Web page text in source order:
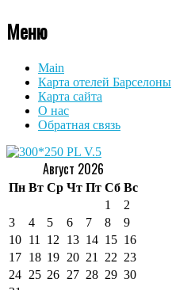
Меню
Main
Карта отелей Барселоны
Карта сайта
О нас
Обратная связь
Август 2026
Пн Вт Ср Чт Пт Сб Вс
1
2
3
4 5 6 7 8
9
10 11 12 13 14 15 16
17 18 19 20 21 22 23
24 25 26 27 28 29 30